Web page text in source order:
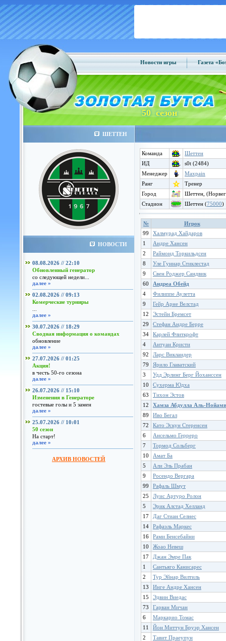
Новости игры Газета
50 сезон
ШЕТТЕН
НОВОСТИ
08.08.2026 // 22:10
Обновленный генератор
со следующей недели...
далее »
02.08.2026 // 09:13
Комерческие турниры
далее »
30.07.2026 // 18:29
Сводная информация о командах
обновление
далее »
27.07.2026 // 01:25
Акция!
в честь 50-го сезона
далее »
26.07.2026 // 15:10
Изменения в Генераторе
гостевые голы и 5 замен
далее »
25.07.2026 // 10:01
50 сезон
На старт!
далее »
АРХИВ НОВОСТЕЙ
Команда
Шеттен
ИД
s0t (2484)
Менеджер
Maxpain
Ранг
Тренер
Город
Шеттен,
Стадион
Шеттен (75000)
№
Игрок
99
Халмурад Хайдаров
1
Андре Хансен
2
Раймонд Торкильдсен
8
Уле Гуннар Стиклестад
9
Свен Роджер Сандвик
60
Андреа Обейд
4
Филиппе Аулетта
9
Гейр Арне Велстад
12
Эстейн Бремсет
29
Стефан Андре Берре
34
Карлей Флиткрофт
4
Антуан Кристи
92
Ларс Викландер
79
Ярило Главатский
3
Удд Эрлинг Берг Йоханссен
10
Сухерма Юдха
63
Тихон Эстов
12
Хамза Абдулла Аль-Нойами
89
Иво Бегал
72
Като Эскун Стеренсен
6
Ансельмо Герреро
7
Тормод Сольберг
10
Амат Ба
5
Али Эль Прабан
9
Росендо Вергара
99
Рафаль Шмут
25
Луис Артуро Ролон
5
Эрик Алстад Хелланд
17
Даг Стиан Селнес
14
Рафаэль Маркес
16
Рами Бенсебайни
10
Жоао Невеш
17
Джан Эмре Пак
1
Сантьяго Канисарес
2
Тур Эйнар Вилтиль
13
Инге Андре Хансен
15
Эдвин Виедас
73
Гарван Мичан
6
Маркарио Томас
11
Йон Миттун Бруэр Хансен
2
Тавит Праеупун